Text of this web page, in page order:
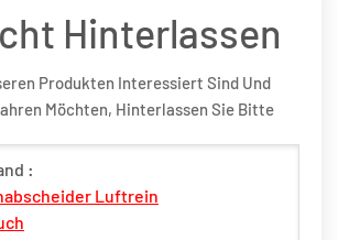
Hinterlassen
Produkten Interessiert Sind Und
Möchten, Hinterlassen Sie Bitte
:
Luftrein